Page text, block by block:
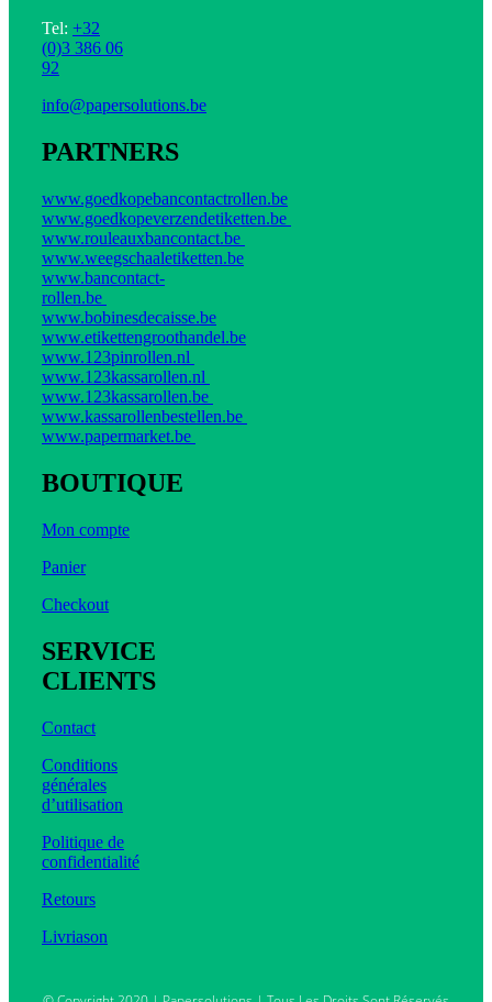
Tel: +32
(0)3 386 06
92
info@papersolutions.be
PARTNERS
www.goedkopebancontactrollen.be
www.goedkopeverzendetiketten.be
www.rouleauxbancontact.be
www.weegschaaletiketten.be
www.bancontact-
rollen.be
www.bobinesdecaisse.be
www.etikettengroothandel.be
www.123pinrollen.nl
www.123kassarollen.nl
www.123kassarollen.be
www.kassarollenbestellen.be
www.papermarket.be
BOUTIQUE
Mon compte
Panier
Checkout
SERVICE
CLIENTS
Contact
Conditions
générales
d’utilisation
Politique de
confidentialité
Retours
Livriason